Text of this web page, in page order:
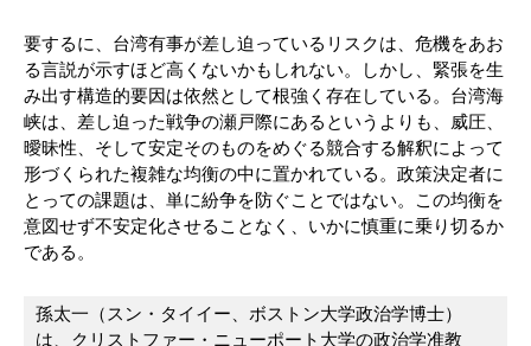
要するに、台湾有事が差し迫っているリスクは、危機をあお
る言説が示すほど高くないかもしれない。しかし、緊張を生
み出す構造的要因は依然として根強く存在している。台湾海
峡は、差し迫った戦争の瀬戸際にあるというよりも、威圧、
曖昧性、そして安定そのものをめぐる競合する解釈によって
形づくられた複雑な均衡の中に置かれている。政策決定者に
とっての課題は、単に紛争を防ぐことではない。この均衡を
意図せず不安定化させることなく、いかに慎重に乗り切るか
である。
孫太一（スン・タイイー、ボストン大学政治学博士）
は、クリストファー・ニューポート大学の政治学准教